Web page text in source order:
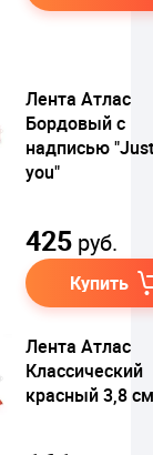
Лента Атлас
Бордовый с
надписью
you"
425 руб.
Купить
Лента Атлас
Классический
красный 3,8 см